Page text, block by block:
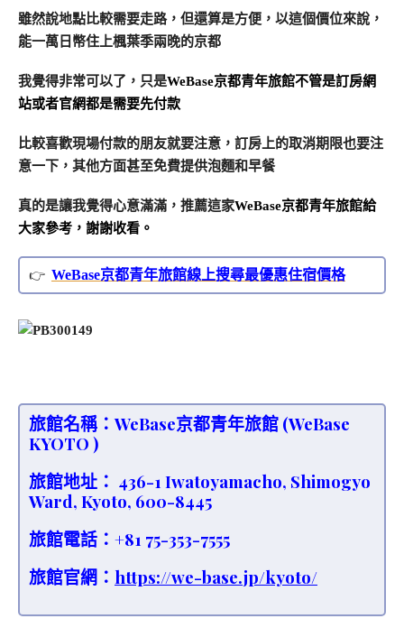
雖然說地點比較需要走路，但還算是方便，以這個價位來說，
能一萬日幣住上楓葉季兩晚的京都
我覺得非常可以了，只是WeBase京都青年旅館不管是訂房網
站或者官網都是需要先付款
比較喜歡現場付款的朋友就要注意，訂房上的取消期限也要注
意一下，其他方面甚至免費提供泡麵和早餐
真的是讓我覺得心意滿滿，推薦這家WeBase京都青年旅館給
大家參考，謝謝收看。
WeBase京都青年旅館線上搜尋最優惠住宿價格
旅館名稱：WeBase京都青年旅館 (WeBase
KYOTO )
旅館地址： 436-1 Iwatoyamacho, Shimogyo
Ward, Kyoto, 600-8445
旅館電話：+81 75-353-7555
旅館官網： https://we-base.jp/kyoto/